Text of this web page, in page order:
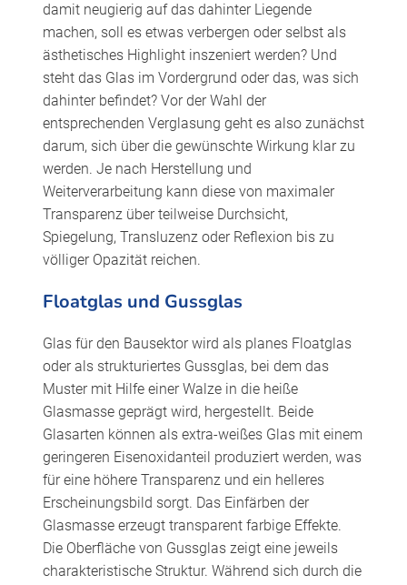
damit neugierig auf das dahinter Liegende
machen, soll es etwas verbergen oder selbst als
ästhetisches Highlight inszeniert werden? Und
steht das Glas im Vordergrund oder das, was sich
dahinter befindet? Vor der Wahl der
entsprechenden Verglasung geht es also zunächst
darum, sich über die gewünschte Wirkung klar zu
werden. Je nach Herstellung und
Weiterverarbeitung kann diese von maximaler
Transparenz über teilweise Durchsicht,
Spiegelung, Transluzenz oder Reflexion bis zu
völliger Opazität reichen.
Floatglas und Gussglas
Glas für den Bausektor wird als planes Floatglas
oder als strukturiertes Gussglas, bei dem das
Muster mit Hilfe einer Walze in die heiße
Glasmasse geprägt wird, hergestellt. Beide
Glasarten können als extra-weißes Glas mit einem
geringeren Eisenoxidanteil produziert werden, was
für eine höhere Transparenz und ein helleres
Erscheinungsbild sorgt. Das Einfärben der
Glasmasse erzeugt transparent farbige Effekte.
Die Oberfläche von Gussglas zeigt eine jeweils
charakteristische Struktur. Während sich durch die